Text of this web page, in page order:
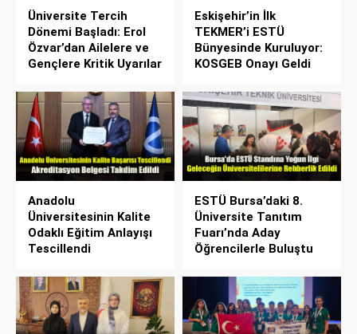
Üniversite Tercih
Dönemi Başladı: Erol
Özvar’dan Ailelere ve
Gençlere Kritik Uyarılar
Eskişehir’in İlk
TEKMER’i ESTÜ
Bünyesinde Kuruluyor:
KOSGEB Onayı Geldi
Anadolu
Üniversitesinin Kalite
Odaklı Eğitim Anlayışı
Tescillendi
ESTÜ Bursa’daki 8.
Üniversite Tanıtım
Fuarı’nda Aday
Öğrencilerle Buluştu